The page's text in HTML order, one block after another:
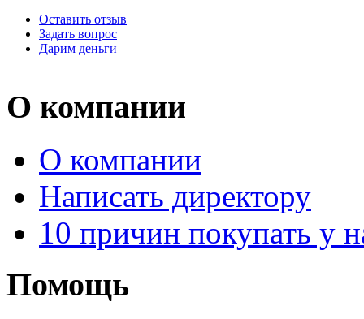
Оставить отзыв
Задать вопрос
Дарим деньги
О компании
О компании
Написать директору
10 причин покупать у
Помощь